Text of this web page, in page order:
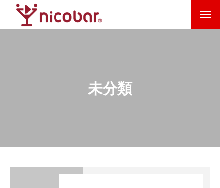
全国のニコバー
ニコバーの楽しみ方
未分類